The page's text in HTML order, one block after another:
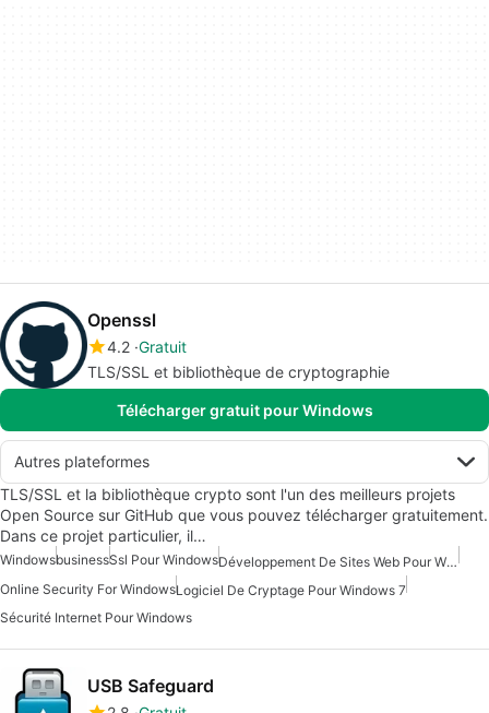
Openssl
4.2 Gratuit
TLS/SSL et bibliothèque de cryptographie
Télécharger gratuit pour Windows
Autres plateformes
TLS/SSL et la bibliothèque crypto sont l'un des meilleurs projets
Open Source sur GitHub que vous pouvez télécharger gratuitement.
Dans ce projet particulier, il…
WindowsbusinessSsl Pour Windows
Développement De Sites Web Pour Windows Gratuit
Online Security For WindowsLogiciel De Cryptage Pour Windows 7
Sécurité Internet Pour Windows
USB Safeguard